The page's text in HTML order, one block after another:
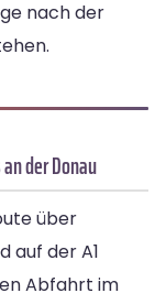
nach der
der Donau
über
auf der A1
Abfahrt im